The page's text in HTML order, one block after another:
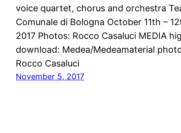
voice quartet, chorus and orchestra
Comunale di Bologna October 11th –
2017 Photos: Rocco Casaluci MEDIA
download: Medea/Medeamaterial
Rocco Casaluci
November 5, 2017